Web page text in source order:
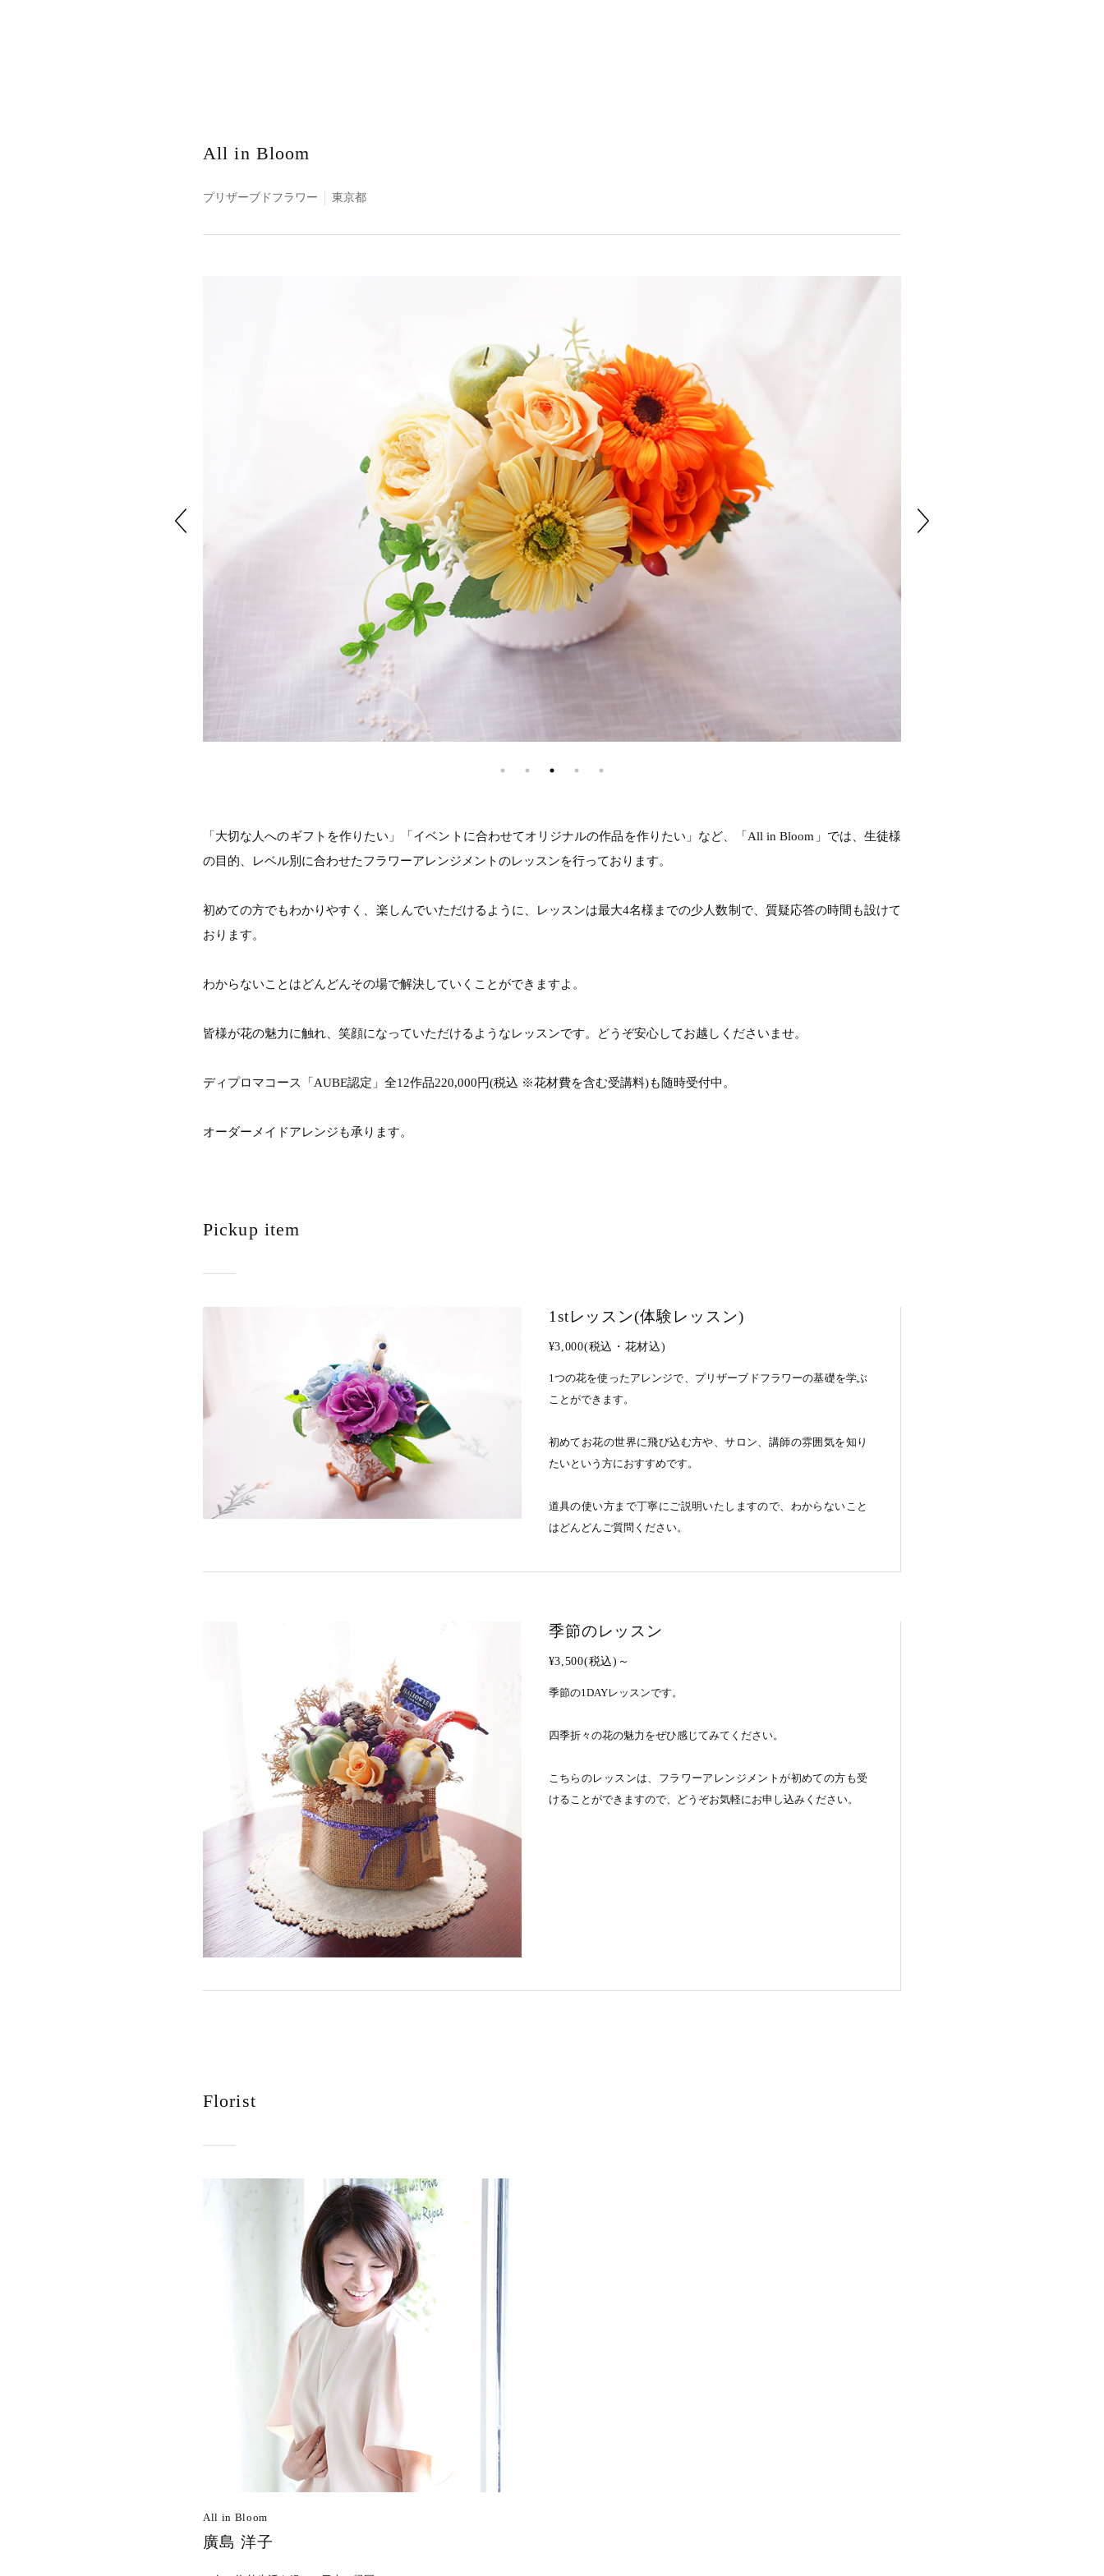
All in Bloom
プリザーブドフラワー 東京都
「大切な人へのギフトを作りたい」「イベントに合わせてオリジナルの作品を作りたい」など、「All in Bloom」では、生徒様
の目的、レベル別に合わせたフラワーアレンジメントのレッスンを行っております。
初めての方でもわかりやすく、楽しんでいただけるように、レッスンは最大4名様までの少人数制で、質疑応答の時間も設けて
おります。
わからないことはどんどんその場で解決していくことができますよ。
皆様が花の魅力に触れ、笑顔になっていただけるようなレッスンです。どうぞ安心してお越しくださいませ。
ディプロマコース「AUBE認定」全12作品220,000円(税込 ※花材費を含む受講料)も随時受付中。
オーダーメイドアレンジも承ります。
Pickup item
1stレッスン(体験レッスン)
¥3,000(税込・花材込)
1つの花を使ったアレンジで、プリザーブドフラワーの基礎を学ぶ
ことができます。
初めてお花の世界に飛び込む方や、サロン、講師の雰囲気を知り
たいという方におすすめです。
道具の使い方まで丁寧にご説明いたしますので、わからないこと
はどんどんご質問ください。
季節のレッスン
¥3,500(税込)～
季節の1DAYレッスンです。
四季折々の花の魅力をぜひ感じてみてください。
こちらのレッスンは、フラワーアレンジメントが初めての方も受
けることができますので、どうぞお気軽にお申し込みください。
Florist
All in Bloom
廣島 洋子